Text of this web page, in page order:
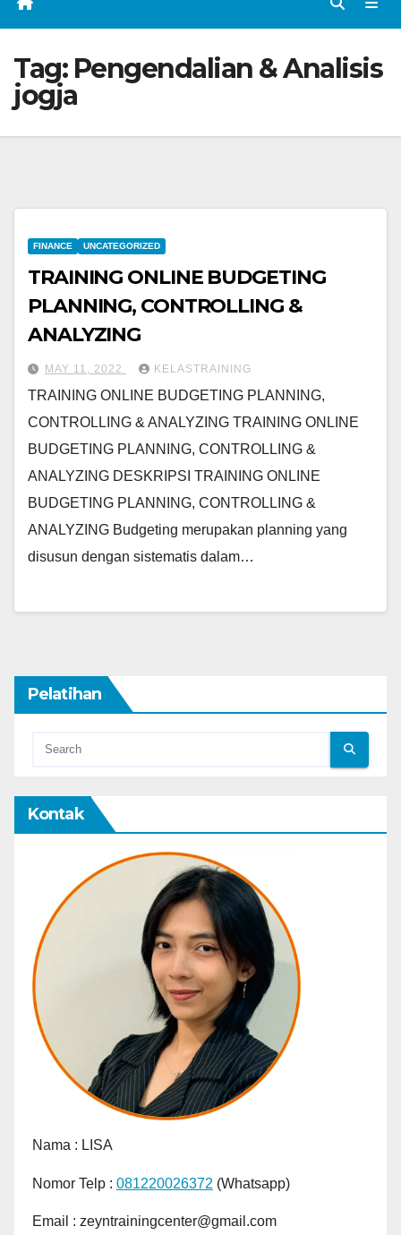
Tag: Pengendalian & Analisis
jogja
FINANCE UNCATEGORIZED
TRAINING ONLINE BUDGETING
PLANNING, CONTROLLING &
ANALYZING
MAY 11, 2022 KELASTRAINING
TRAINING ONLINE BUDGETING PLANNING,
CONTROLLING & ANALYZING TRAINING ONLINE
BUDGETING PLANNING, CONTROLLING &
ANALYZING DESKRIPSI TRAINING ONLINE
BUDGETING PLANNING, CONTROLLING &
ANALYZING Budgeting merupakan planning yang
disusun dengan sistematis dalam…
Pelatihan
Kontak
Nama : LISA
Nomor Telp : 081220026372 (Whatsapp)
Email : zeyntrainingcenter@gmail.com